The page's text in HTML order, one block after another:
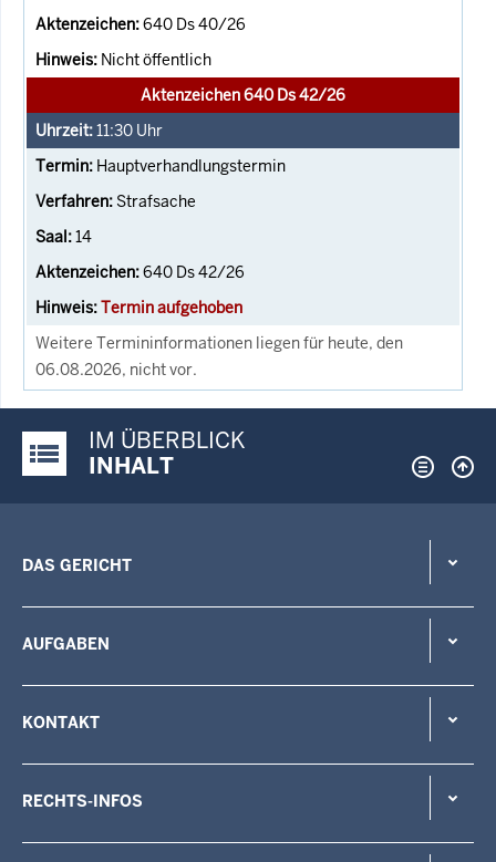
640 Ds 40/26
Nicht öffentlich
Aktenzeichen 640 Ds 42/26
11:30 Uhr
Hauptverhandlungstermin
Strafsache
14
640 Ds 42/26
Termin aufgehoben
Weitere Termininformationen liegen für heute, den
06.08.2026, nicht vor.
Justiz-Portal im Überblick:
IM ÜBERBLICK
INHALT
DAS GERICHT
AUFGABEN
KONTAKT
RECHTS-INFOS